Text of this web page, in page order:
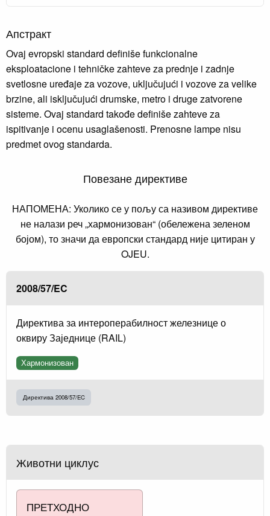
Апстракт
Ovaj evropski standard definiše funkcionalne
eksploatacione i tehničke zahteve za prednje i zadnje
svetlosne uređaje za vozove, uključujući i vozove za velike
brzine, ali isključujući drumske, metro i druge zatvorene
sisteme. Ovaj standard takođe definiše zahteve za
ispitivanje i ocenu usaglašenosti. Prenosne lampe nisu
predmet ovog standarda.
Повезане директиве
НАПОМЕНА: Уколико се у пољу са називом директиве
не налази реч „хармонизован“ (обележена зеленом
бојом), то значи да европски стандард није цитиран у
OJEU.
2008/57/EC
Директива за интероперабилност железнице о
оквиру Заједнице (RAIL)
Хармонизован
Директива 2008/57/EC
Животни циклус
ПРЕТХОДНО